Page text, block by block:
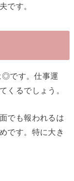
です。
◎です。仕事運
くるでしょう。
でも報われるは
です。特に大き